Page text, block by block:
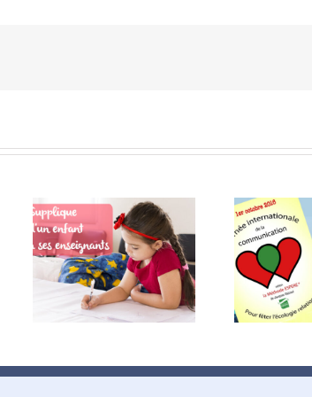
A la découverte de la
Méthode ESPERE®